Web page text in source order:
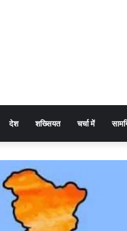
देश शख्सियत चर्चा में